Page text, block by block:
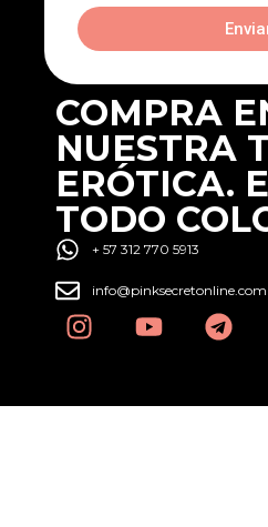
COMPRA
NUESTRA
ERÓTICA.
TODO
+ 57 312 770 5913
info@pinksecretonline.com